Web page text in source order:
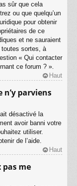
sûr que cela
ou que quelqu’un
pour obtenir
de ce
et ne sauraient
sortes, à
« Qui contacter
ce forum ? ».
Haut
n’y parviens
désactivé la
avoir banni votre
utiliser.
de l’aide.
Haut
pas me